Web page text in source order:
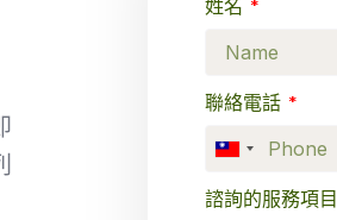
姓名
聯絡電話
Taiwan
諮詢的服務項目